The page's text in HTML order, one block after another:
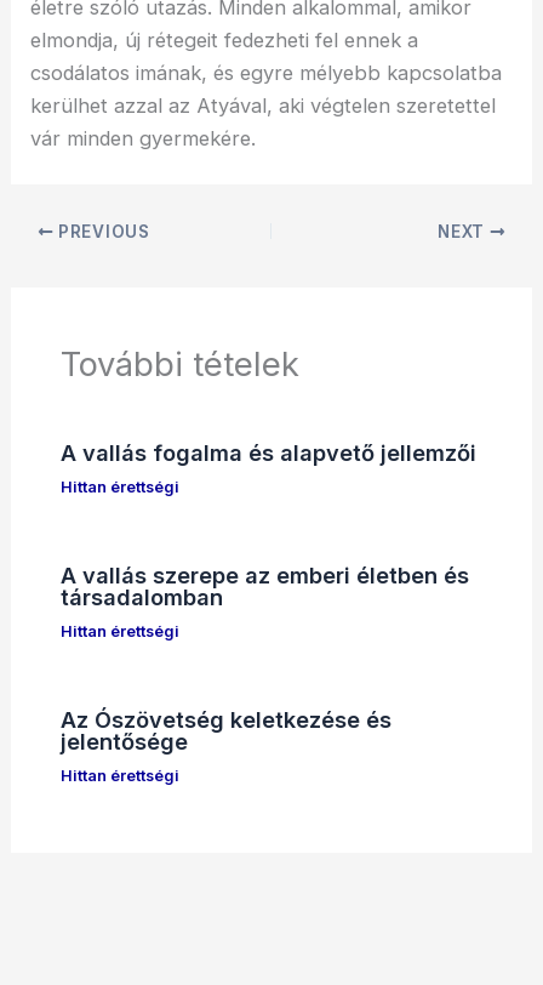
életre szóló utazás. Minden alkalommal, amikor
elmondja, új rétegeit fedezheti fel ennek a
csodálatos imának, és egyre mélyebb kapcsolatba
kerülhet azzal az Atyával, aki végtelen szeretettel
vár minden gyermekére.
PREVIOUS NEXT
További tételek
A vallás fogalma és alapvető jellemzői
Hittan érettségi
A vallás szerepe az emberi életben és
társadalomban
Hittan érettségi
Az Ószövetség keletkezése és
jelentősége
Hittan érettségi